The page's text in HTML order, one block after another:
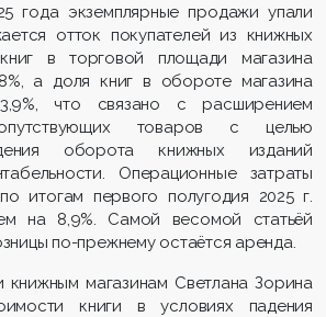
года экземплярные продажи упали
отток покупателей из книжных
в торговой площади магазина
а доля книг в обороте магазина
что связано с расширением
товаров с целью
оборота книжных изданий
Операционные затраты
итогам первого полугодия 2025 г.
на 8,9%. Самой весомой статьёй
по-прежнему остаётся аренда.
книжным магазинам Светлана Зорина
книги в условиях падения